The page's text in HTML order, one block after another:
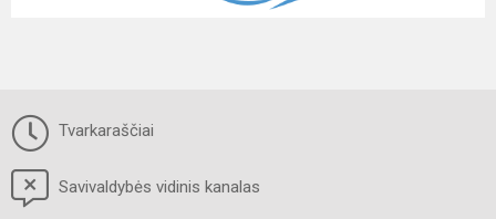
Tvarkaraščiai
Savivaldybės vidinis kanalas